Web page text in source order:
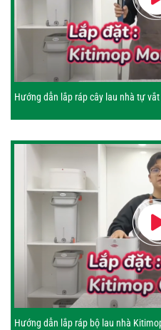
Hướng dẫn lắp ráp cây lau nhà tự
Hướng dẫn lắp ráp bộ lau nhà